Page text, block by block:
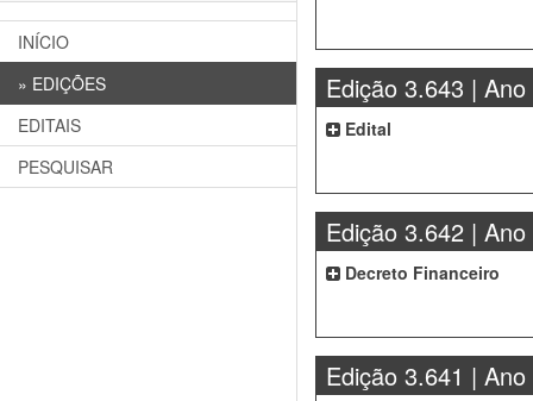
INÍCIO
» EDIÇÕES
EDITAIS
PESQUISAR
Edição 3.643 | Ano
Edital
Edição 3.642 | Ano
Decreto Financeiro
Edição 3.641 | Ano